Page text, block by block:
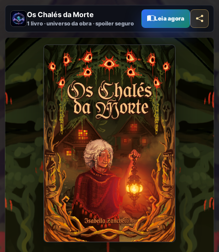
Os Chalés da Morte
1 livro · universo da obra · spoiler seguro
Leia agora